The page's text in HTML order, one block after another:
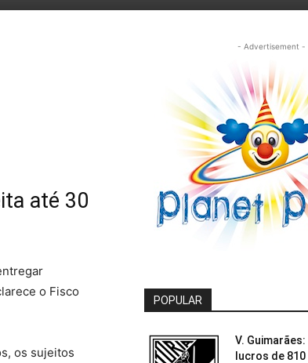
até 30
o Fisco
os sujeitos
- Advertisement -
POPULAR
V.
lucros de